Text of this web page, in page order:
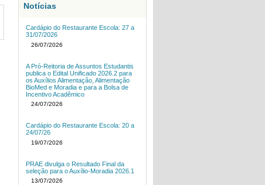
Notícias
Cardápio do Restaurante Escola: 27 a
31/07/2026
26/07/2026
A Pró-Reitoria de Assuntos Estudantis
publica o Edital Unificado 2026.2 para
os Auxílios Alimentação, Alimentação
BioMed e Moradia e para a Bolsa de
Incentivo Acadêmico
24/07/2026
Cardápio do Restaurante Escola: 20 a
24/07/26
19/07/2026
PRAE divulga o Resultado Final da
seleção para o Auxílio-Moradia 2026.1
13/07/2026